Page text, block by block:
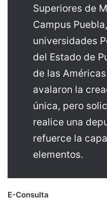
Superiores de
Campus
universidades
del Estado de
de las
avalaron la
única, pero
realice una
refuerce la
elementos.
E-Consulta